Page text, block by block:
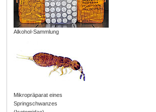
Alkohol-Sammlung
Mikropräparat eines
Springschwanzes